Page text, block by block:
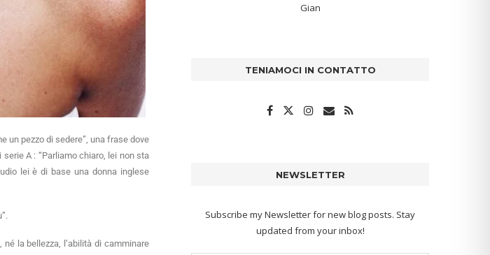
un pezzo di sedere”, una frase dove
A : “Parliamo chiaro, lei non sta
lei è di base una donna inglese
la bellezza, l’abilità di camminare
Gian
TENIAMOCI IN CONTATTO
NEWSLETTER
Subscribe my Newsletter for new blog posts. Stay
updated from your inbox!